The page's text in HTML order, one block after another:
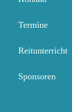
Termine
Reitunterricht
Sponsoren